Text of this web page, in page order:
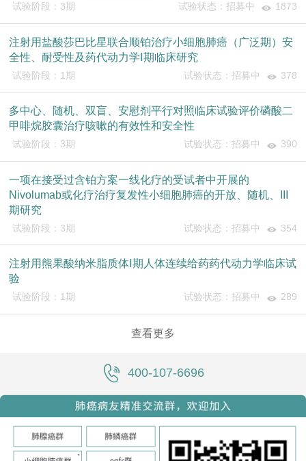
试验阶段：3期 1873
试验状态：招募中
注射用盐酸莎巴比星联合顺铂治疗小细胞肺癌（广泛期）安
全性、耐受性及药代动力学Ⅰ期临床研究
试验阶段：1期 378
试验状态：招募中
多中心、随机、双盲、安慰剂平行对照临床试验评价磷酸二
甲啡烷胶囊治疗咳嗽的有效性和安全性
试验阶段：3期 390
试验状态：招募中
一项在接受过含铂方案一线化疗的受试者中开展的
Nivolumab或化疗治疗复发性小细胞肺癌的开放、随机、III
期研究
试验阶段：3期 354
试验状态：招募中
注射用熊果酸纳米脂质体Ⅰ期人体连续给药药代动力学临床试
验
试验阶段：1期 289
试验状态：招募中
查看更多
400-107-6696